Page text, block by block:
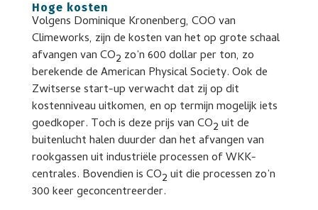
Hoge kosten
Volgens Dominique Kronenberg, COO van
Climeworks, zijn de kosten van het op grote schaal
afvangen van CO2 zo’n 600 dollar per ton, zo
berekende de American Physical Society. Ook de
Zwitserse start-up verwacht dat zij op dit
kostenniveau uitkomen, en op termijn mogelijk iets
goedkoper. Toch is deze prijs van CO2uit de
buitenlucht halen duurder dan het afvangen van
rookgassen uit industriële processen of WKK-
centrales. Bovendien is CO2uit die processen zo’n
300 keer geconcentreerder.